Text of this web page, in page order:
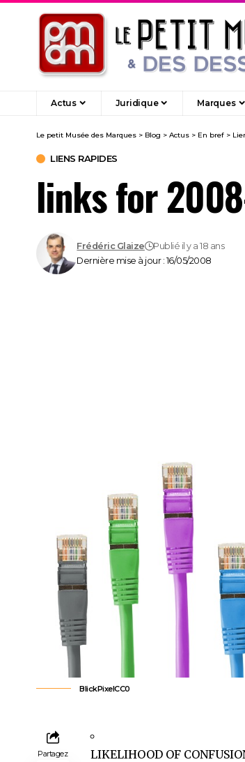
Actus Juridique Marques
Le petit Musée des Marques > Blog > Actus > En bref >
LIENS RAPIDES
links for
Dernière mise à jour : 16/05/2008
Frédéric Glaize Publié il y a 18 ans
BlickPixelCC0
Partagez
LIKELIHOOD OF